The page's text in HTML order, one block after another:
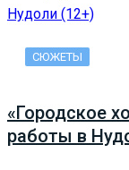
СЮЖЕТЫ
«Городское
работы в